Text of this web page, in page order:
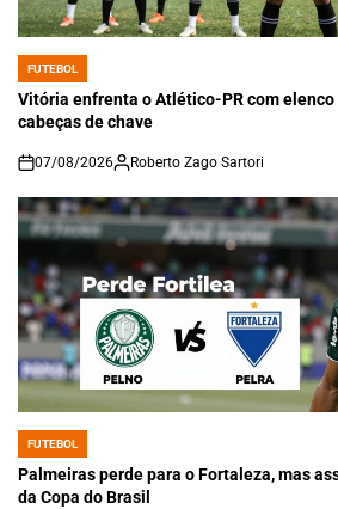
POSTED
IN
FUTEBOL
Vitória enfrenta o Atlético-PR com elenco
cabeças de chave
on
07/08/2026 Roberto Zago Sartori
POSTED
IN
FUTEBOL
Palmeiras perde para o Fortaleza, mas
da Copa do Brasil